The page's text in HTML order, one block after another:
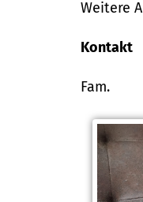
Weitere
Kontakt
Fam.